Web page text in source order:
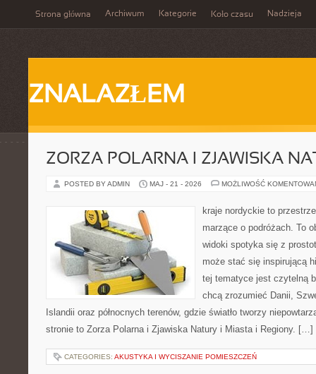
Strona główna Archiwum Kategorie Koło czasu Nadzieja
ZNALAZŁEM
ZORZA POLARNA I ZJAWISKA
POSTED BY ADMIN MAJ - 21 - 2026 MOŻLIWOŚĆ
kraje nordyckie to
marzące o podróżach. To
widoki spotyka się z
może stać się inspirującą
tej tematyce jest czytelną
chcą zrozumieć Danii,
Islandii oraz północnych terenów, gdzie światło tworzy
stronie to Zorza Polarna i Zjawiska Natury i Miasta i Regiony. […]
CATEGORIES: AKUSTYKA I WYCISZANIE POMIESZCZEŃ